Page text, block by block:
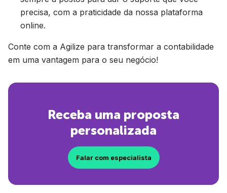
precisa, com a praticidade da nossa plataforma
online.
Conte com a Agilize para transformar a contabilidade
em uma vantagem para o seu negócio!
Receba uma proposta
personalizada
Falar com especialista